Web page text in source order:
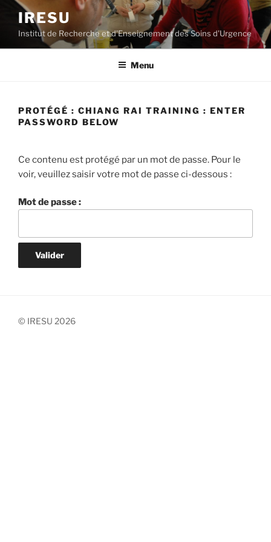
Aller
contenu
principal
IRESU
Institut de Recherche et d'Enseignement des Soins d'Urgence
Menu
PROTÉGÉ : CHIANG RAI TRAINING : ENTER
PASSWORD BELOW
Ce contenu est protégé par un mot de passe. Pour le
voir, veuillez saisir votre mot de passe ci-dessous :
Mot de passe :
© IRESU 2026